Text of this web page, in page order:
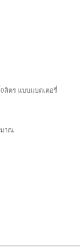
ลิตร แบบแบตเตอรี่
มาณ